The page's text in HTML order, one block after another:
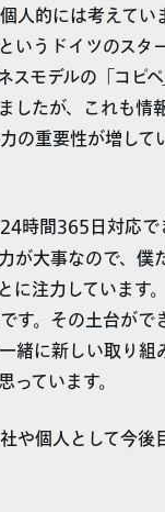
人的には考えてい
うドイツのスタ
スモデルの「コピ
したが、これも情
の重要性が増して
時間365日対応で
が大事なので、僕
に注力しています
す。その土台がで
緒に新しい取り組
っています。
や個人として今後